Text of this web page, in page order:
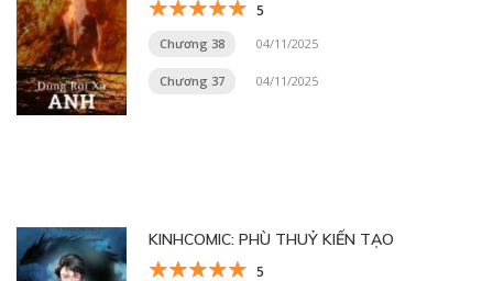
5
Chương 38 04/11/2025
Chương 37 04/11/2025
KINHCOMIC: PHÙ THUỶ KIẾN TẠO
5